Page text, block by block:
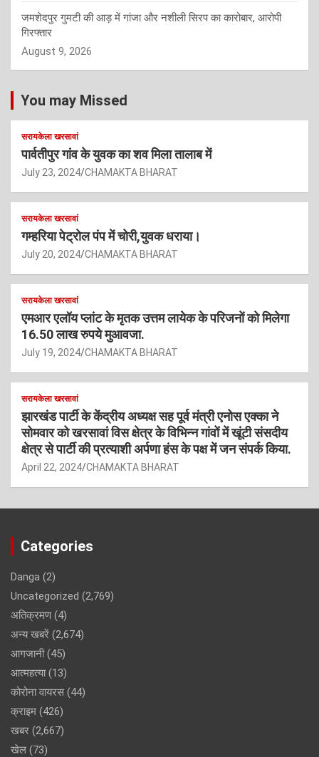
जमशेदपुर गुमटी की आड़ में गांजा और नशीली सिरप का कारोबार, आरोपी
गिरफ्तार
August 9, 2026
You may Missed
सरायकेला खरसावां
पार्वतीपुर गांव के युवक का शव मिला तालाब में
July 23, 2024 CHAMAKTA BHARAT
सरायकेला खरसावां
गम्हरिया पेट्रोल पंप में चोरी,युवक धराया।
July 20, 2024 CHAMAKTA BHARAT
सरायकेला खरसावां
एमआर एलॉय प्लांट के मृतक उत्तम लायेक के परिजनों को मिलेगा
16.50 लाख रुपये मुआवजा.
July 19, 2024 CHAMAKTA BHARAT
सरायकेला खरसावां
झारखंड पार्टी के केंद्रीय अध्यक्ष सह पूर्व मंत्री एनोस एक्का ने
सोमवार को खरसावां विस क्षेत्र के विभिन्न गांवों में खूंटी संसदीय
क्षेत्र से पार्टी की प्रत्याशी अर्पणा हंस के पक्ष में जन संपर्क किया.
April 22, 2024 CHAMAKTA BHARAT
Categories
Danga (2)
Uncategorized (2,769)
अतिक्रमण(4)
अन्य खबरें (2,674)
आगजानी(45)
आत्महत्या(13)
कोरोना वायरस (44)
क्राइम (426)
खबर (2,667)
खेल (73)